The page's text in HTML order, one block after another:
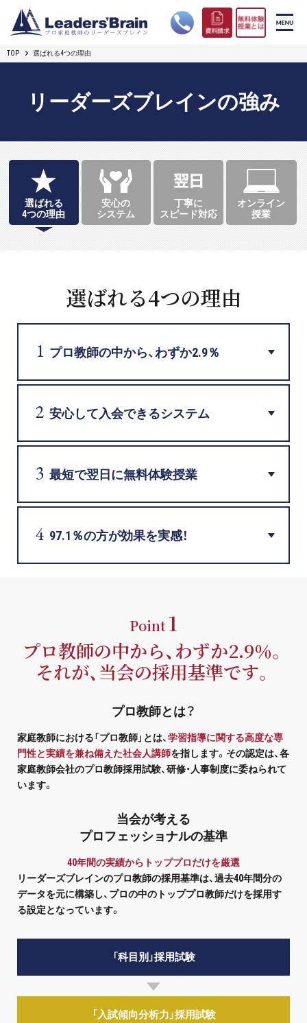
リーダーズブレインの強み
コース案内
合格実績
オンライン授業
費用について
採用情報
インフォメーション
免責事項・著作権等
公式LINE＠
0120-11-3967
受付:9:30～21:30(定休:日曜・祝日)
TOP 選ばれる4つの理由
リーダーズブレインの強み
選ばれる
4つの理由
安心の
システム
丁寧に
スピード対応
オンライン
授業
選ばれる4つの理由
プロ教師の中から、わずか2.9％
安心して入会できるシステム
最短で翌日に無料体験授業
97.1％の方が効果を実感！
Point1
プロ教師の中から、わずか2.9％。
それが、当会の採用基準です。
プロ教師とは？
家庭教師における「プロ教師」とは、 学習指導に関する高度な専
門性と実績を兼ね備えた社会人講師を指します。その認定は、各
家庭教師会社のプロ教師採用試験、研修・人事制度に委ねられて
います。
当会が考える
プロフェッショナルの基準
40年間の実績からトッププロだけを厳選
リーダーズブレインのプロ教師の採用基準は、過去40年間分の
データを元に構築し、プロの中のトッププロ教師だけを採用す
る設定となっています。
「科目別」採用試験
「入試傾向分析力」採用試験